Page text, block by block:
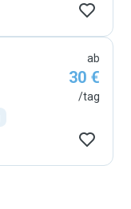
ab
30 €
/tag